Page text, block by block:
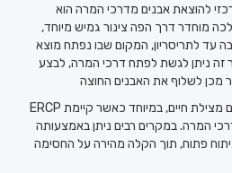
מוחדר דרך הפה צינור גמיש מיוחד,
עד לתריסריון, המקום שבו נפתח מוצא
זה ניתן לגשת לפתח דרכי המרה, לבצע
ERCP נחשבת לפעולה חשובה ולעיתים מצילת חיים, במיוחד כאשר קיימת
המרה. במקרים רבים ניתן באמצעותה
פתוח, תוך הקלה מהירה על החסימה